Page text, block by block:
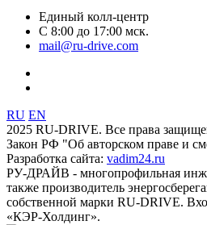
Единый колл-центр
С 8:00 до 17:00 мск.
mail@ru-drive.com
RU EN
2025 RU-DRIVE. Все права
Закон РФ "Об авторском праве и
Разработка сайта: vadim24.ru
РУ-ДРАЙВ - многопрофильная
также производитель
собственной марки RU-DRIVE.
«КЭР-Холдинг».